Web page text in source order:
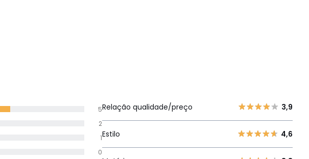
0
1
2
5Relação qualidade/preço 3,9
Estilo 4,6